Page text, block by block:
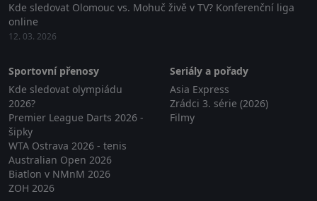
Kde sledovat Olomouc vs. Mohuč živě v TV? Konferenční liga
online
12. 03. 2026
Sportovní přenosy
Kde sledovat olympiádu
2026?
Premier League Darts 2026 -
šipky
WTA Ostrava 2026 - tenis
Australian Open 2026
Biatlon v NMnM 2026
ZOH 2026
Seriály a pořady
Asia Express
Zrádci 3. série (2026)
Filmy